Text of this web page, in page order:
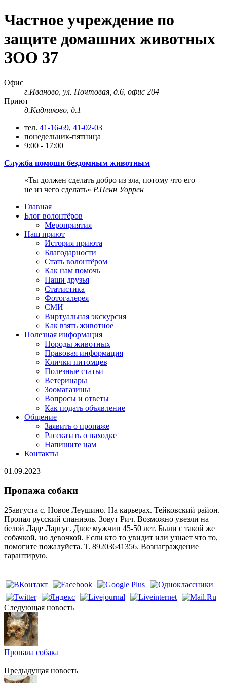
Частное учреждение по
защите домашних животных
ЗОО 37
Офис
г.Иваново, ул. Почтовая, д.6, офис 204
Приют
д.Кадниково, д.1
тел. 41-16-69, 41-02-03
понедельник-пятница
9:00 - 17:00
Служба помоши бездомным животным
Ты должен сделать добро из зла, потому что его
не из чего сделать
Р.Пенн Уоррен
Главная
Блог волонтёров
Мероприятия
Наш приют
История приюта
Благодарности
Cтать волонтёром
Как нам помочь
Наши друзья
Статистика
Фотогалерея
СМИ
Виртуальная экскурсия
Как взять животное
Полезная информация
Породы животных
Правовая информация
Клички питомцев
Полезные статьи
Ветеринары
Зоомагазины
Вопросы и ответы
Как подать объявление
Общение
Заявить о пропаже
Рассказать о находке
Напишите нам
Контакты
01.09.2023
Пропажа собаки
25августа с. Новое Леушино. На карьерах. Тейковский район.
Пропал русский спаниэль. Зовут Рич. Возможно увезли на
белой Ладе Ларгус. Двое мужчин 45-50 лет. Были с такой же
собачкой, но девочкой. Если кто то увидит или узнает что то,
помогите пожалуйста. Т. 89203641356. Вознаграждение
гарантирую.
Cледующая новость
Пропала собака
Предыдущая новость